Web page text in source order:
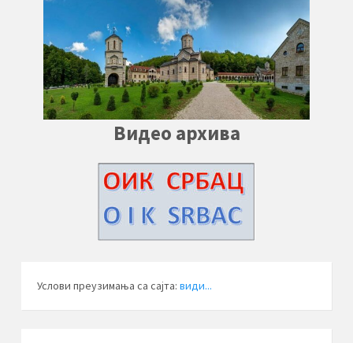
Видео архива
Услови преузимања са сајта: види...